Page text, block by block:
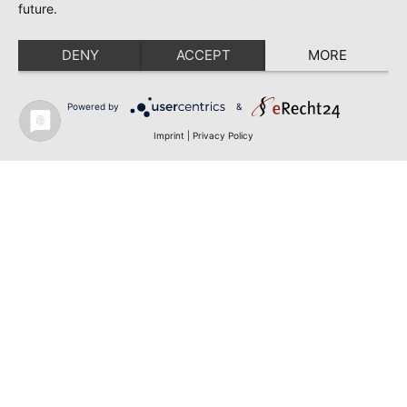
future.
DENY ACCEPT MORE
Powered by &
Imprint Privacy Policy